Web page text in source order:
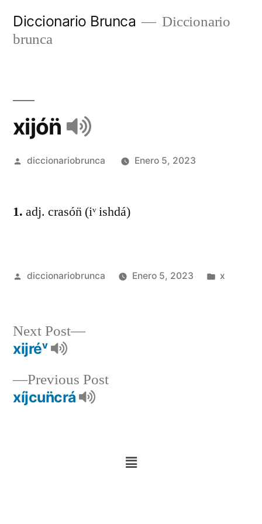
Diccionario Brunca
Diccionario
brunca
xijón̈
diccionariobrunca Enero 5, 2023
1. adj. crasón̈ (iᵛ ishdá)
diccionariobrunca Enero 5, 2023 x
Previous Post
xíjcun̈crá
Next Post
xijréᵛ